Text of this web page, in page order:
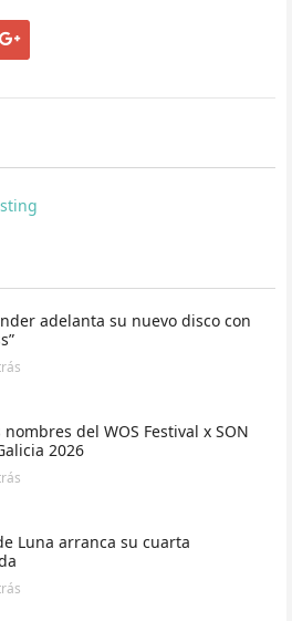
adelanta su nuevo disco con
del WOS Festival x SON
2026
Luna arranca su cuarta